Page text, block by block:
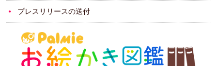
プレスリリースの送付